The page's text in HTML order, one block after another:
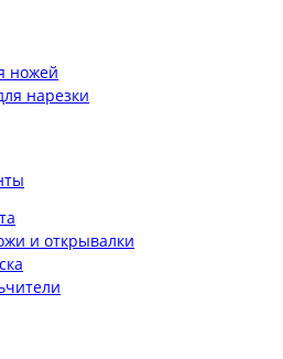
ножей
нарезки
и открывалки